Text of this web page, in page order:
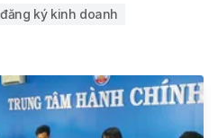
đăng ký kinh doanh